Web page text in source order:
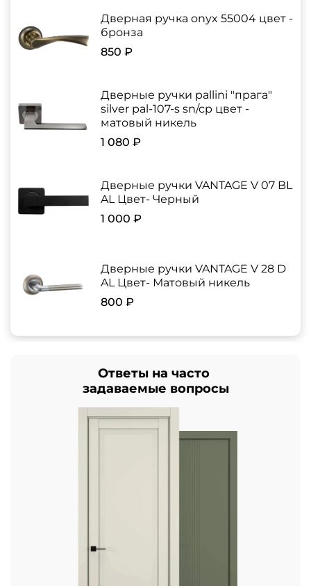
Дверная ручка onyx 55004 цвет -
бронза
850 ₽
Дверные ручки pallini "прага"
silver pal-107-s sn/cp цвет -
матовый никель
1 080 ₽
Дверные ручки VANTAGE V 07 BL
AL Цвет- Черный
1 000 ₽
Дверные ручки VANTAGE V 28 D
AL Цвет- Матовый никель
800 ₽
Ответы на часто
задаваемые вопросы